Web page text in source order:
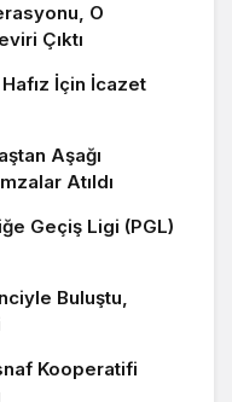
O
Çıktı
İçin İcazet
Aşağı
Atıldı
Geçiş Ligi (PGL)
Buluştu,
Kooperatifi